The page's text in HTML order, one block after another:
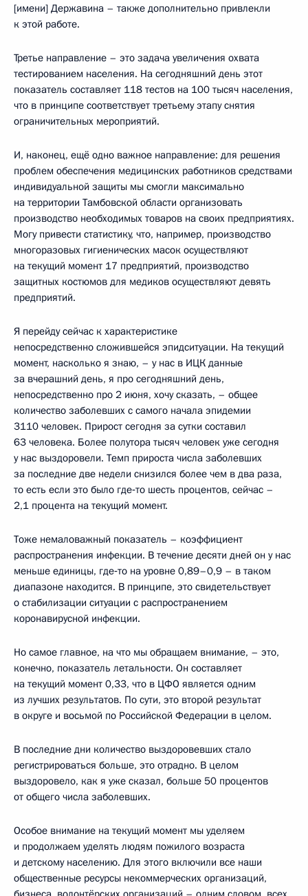
[имени] Державина – также дополнительно привлекли
к этой работе.
Третье направление – это задача увеличения охвата
тестированием населения. На сегодняшний день этот
показатель составляет 118 тестов на 100 тысяч населения,
что в принципе соответствует третьему этапу снятия
ограничительных мероприятий.
И, наконец, ещё одно важное направление: для решения
проблем обеспечения медицинских работников средствами
индивидуальной защиты мы смогли максимально
на территории Тамбовской области организовать
производство необходимых товаров на своих предприятиях.
Могу привести статистику, что, например, производство
многоразовых гигиенических масок осуществляют
на текущий момент 17 предприятий, производство
защитных костюмов для медиков осуществляют девять
предприятий.
Я перейду сейчас к характеристике
непосредственно сложившейся эпидситуации. На текущий
момент, насколько я знаю, – у нас в ИЦК данные
за вчерашний день, я про сегодняшний день,
непосредственно про 2 июня, хочу сказать, – общее
количество заболевших с самого начала эпидемии
3110 человек. Прирост сегодня за сутки составил
63 человека. Более полутора тысяч человек уже сегодня
у нас выздоровели. Темп прироста числа заболевших
за последние две недели снизился более чем в два раза,
то есть если это было где‑то шесть процентов, сейчас –
2,1 процента на текущий момент.
Тоже немаловажный показатель – коэффициент
распространения инфекции. В течение десяти дней он у нас
меньше единицы, где‑то на уровне 0,89–0,9 – в таком
диапазоне находится. В принципе, это свидетельствует
о стабилизации ситуации с распространением
коронавирусной инфекции.
Но самое главное, на что мы обращаем внимание, – это,
конечно, показатель летальности. Он составляет
на текущий момент 0,33, что в ЦФО является одним
из лучших результатов. По сути, это второй результат
в округе и восьмой по Российской Федерации в целом.
В последние дни количество выздоровевших стало
регистрироваться больше, это отрадно. В целом
выздоровело, как я уже сказал, больше 50 процентов
от общего числа заболевших.
Особое внимание на текущий момент мы уделяем
и продолжаем уделять людям пожилого возраста
и детскому населению. Для этого включили все наши
общественные ресурсы некоммерческих организаций,